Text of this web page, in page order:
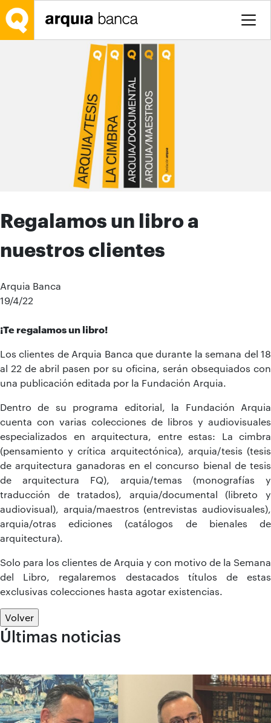
Saltar al contenido principal
Regalamos un libro a
nuestros clientes
Arquia Banca
19/4/22
¡Te regalamos un libro!
Los clientes de Arquia Banca que durante la semana del 18
al 22 de abril pasen por su oficina, serán obsequiados con
una publicación editada por la Fundación Arquia.
Dentro de su programa editorial, la Fundación Arquia
cuenta con varias colecciones de libros y audiovisuales
especializados en arquitectura, entre estas: La cimbra
(pensamiento y crítica arquitectónica), arquia/tesis (tesis
de arquitectura ganadoras en el concurso bienal de tesis
de arquitectura FQ), arquia/temas (monografías y
traducción de tratados), arquia/documental (libreto y
audiovisual), arquia/maestros (entrevistas audiovisuales),
arquia/otras ediciones (catálogos de bienales de
arquitectura).
Solo para los clientes de Arquia y con motivo de la Semana
del Libro, regalaremos destacados títulos de estas
exclusivas colecciones hasta agotar existencias.
Volver
Últimas noticias